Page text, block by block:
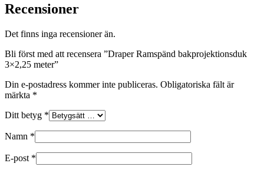
Recensioner
Det finns inga recensioner än.
Bli först med att recensera ”Draper Ramspänd bakprojektionsduk
3×2,25 meter”
Din e-postadress kommer inte publiceras. Obligatoriska fält är
märkta *
Ditt betyg *
Namn *
E-post *